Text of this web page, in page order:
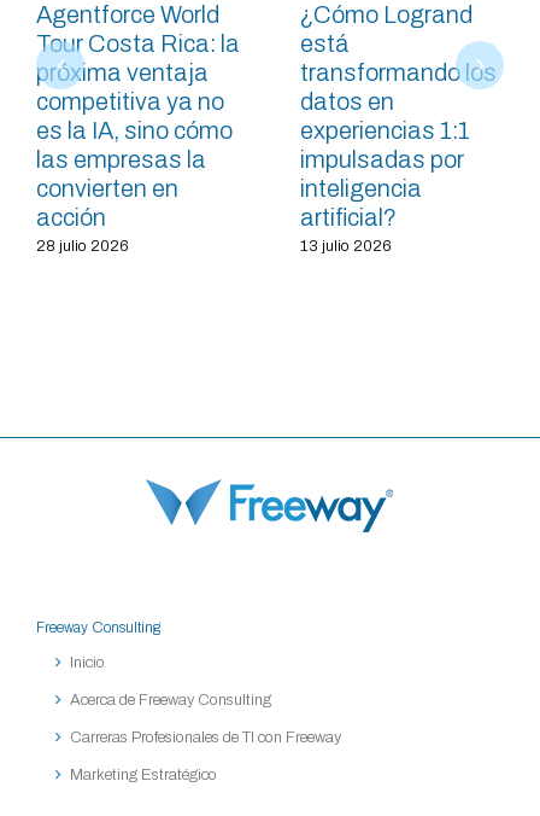
Agentforce World
Tour Costa Rica: la
próxima ventaja
competitiva ya no
es la IA, sino cómo
las empresas la
convierten en
acción
28 julio 2026
¿Cómo Logrand
está
transformando los
datos en
experiencias 1:1
impulsadas por
inteligencia
artificial?
13 julio 2026
Freeway Consulting
Inicio
Acerca de Freeway Consulting
Carreras Profesionales de TI con Freeway
Marketing Estratégico